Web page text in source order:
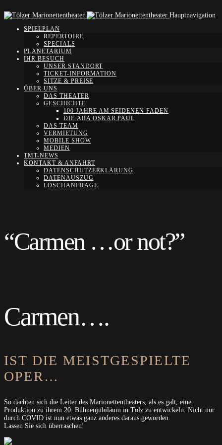
Hauptnavigation
SPIELPLAN
REPERTOIRE
SPECIALS
PLANETARIUM
IHR BESUCH
UNSER STANDORT
TICKET-INFORMATION
SITZE & PREISE
ÜBER UNS
DAS THEATER
GESCHICHTE
100 JAHRE AM SEIDENEN FADEN
DIE ÄRA OSKAR PAUL
DAS TEAM
VERMIETUNG
MOBILE SHOW
MEDIEN
TMT-NEWS
KONTAKT & ANFAHRT
DATENSCHUTZERKLÄRUNG
DATENAUSZUG
LÖSCHANFRAGE
“Carmen …or not?”
Carmen….
IST DIE MEISTGESPIELTE
OPER…
So dachten sich die Leiter des Marionettentheaters, als es galt, eine
Produktion zu ihrem 20. Bühnenjubiläum in Tölz zu entwickeln. Nicht nur
durch COVID ist nun etwas ganz anderes daraus geworden.
Lassen Sie sich überraschen!